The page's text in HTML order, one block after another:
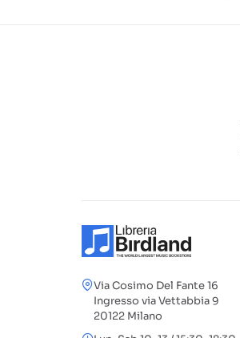
Via Cosimo Del Fante 16
Ingresso via Vettabbia 9
20122 Milano